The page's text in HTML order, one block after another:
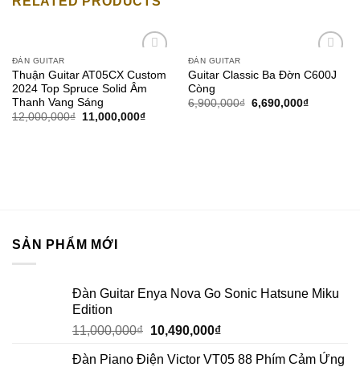
wishlist
ĐÀN GUITAR
Thuận Guitar AT05CX Custom
2024 Top Spruce Solid Âm
Thanh Vang Sáng
12,000,000₫ 11,000,000₫
wishlist
ĐÀN GUITAR
Guitar Classic Ba Đờn C600J
Còng
6,900,000₫ 6,690,000₫
SẢN PHẨM MỚI
Đàn Guitar Enya Nova Go Sonic Hatsune Miku
Edition
11,000,000₫ 10,490,000₫
Đàn Piano Điện Victor VT05 88 Phím Cảm Ứng